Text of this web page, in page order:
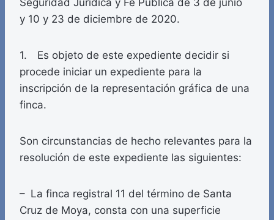
Seguridad Jurídica y Fe Pública de 3 de junio
y 10 y 23 de diciembre de 2020.
1. Es objeto de este expediente decidir si
procede iniciar un expediente para la
inscripción de la representación gráfica de una
finca.
Son circunstancias de hecho relevantes para la
resolución de este expediente las siguientes:
– La finca registral 11 del término de Santa
Cruz de Moya, consta con una superficie